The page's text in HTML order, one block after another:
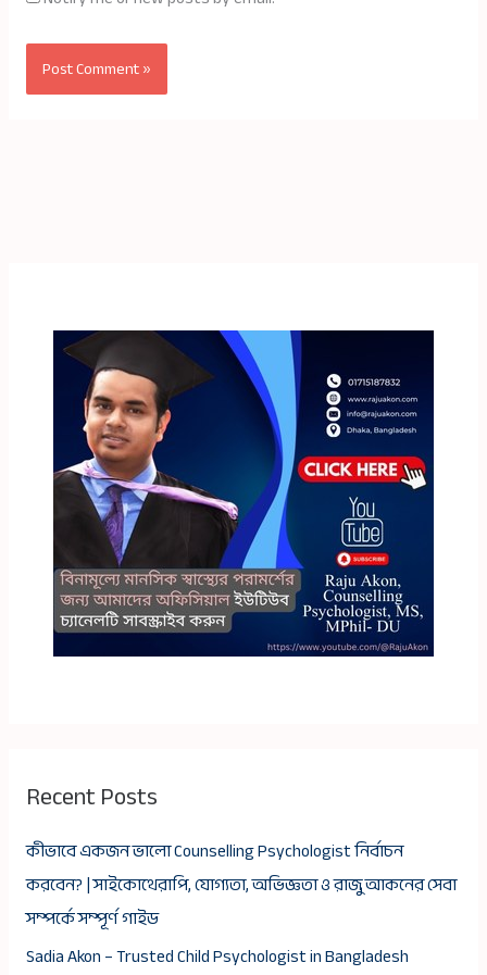
Recent Posts
কীভাবে একজন ভালো Counselling Psychologist নির্বাচন
করবেন? | সাইকোথেরাপি, যোগ্যতা, অভিজ্ঞতা ও রাজু আকনের সেবা
সম্পর্কে সম্পূর্ণ গাইড
Sadia Akon – Trusted Child Psychologist in Bangladesh